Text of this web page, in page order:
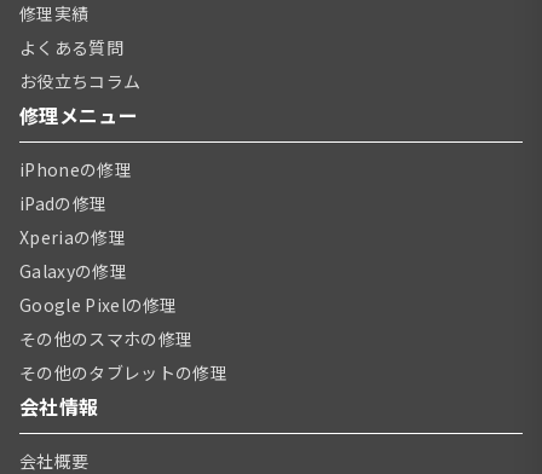
修理実績
よくある質問
お役立ちコラム
修理メニュー
iPhoneの修理
iPadの修理
Xperiaの修理
Galaxyの修理
Google Pixelの修理
その他のスマホの修理
その他のタブレットの修理
会社情報
会社概要